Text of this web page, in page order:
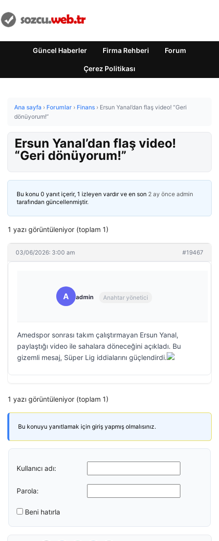
Güncel Haberler Firma Rehberi Forum
Çerez Politikası
Ana sayfa › Forumlar › Finans › Ersun Yanal’dan flaş video! “Geri
dönüyorum!”
Ersun Yanal’dan flaş video!
“Geri dönüyorum!”
Bu konu 0 yanıt içerir, 1 izleyen vardır ve en son 2 ay önce admin
tarafından güncellenmiştir.
1 yazı görüntüleniyor (toplam 1)
03/06/2026: 3:00 am #19467
A admin Anahtar yönetici
Amedspor sonrası takım çalıştırmayan Ersun Yanal,
paylaştığı video ile sahalara döneceğini açıkladı. Bu
gizemli mesaj, Süper Lig iddialarını güçlendirdi.
1 yazı görüntüleniyor (toplam 1)
Bu konuyu yanıtlamak için giriş yapmış olmalısınız.
Kullanıcı adı:
Parola:
Beni hatırla